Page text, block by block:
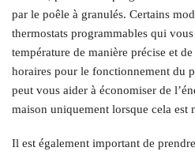
par le poêle à granulés. Certains
thermostats programmables qui
température de manière précise et
horaires pour le fonctionnement du
peut vous aider à économiser de
maison uniquement lorsque cela est
Il est également important de